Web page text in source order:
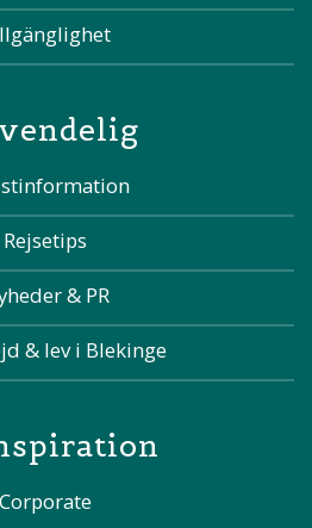
Rejsetips
& PR
& lev i Blekinge
Corporate